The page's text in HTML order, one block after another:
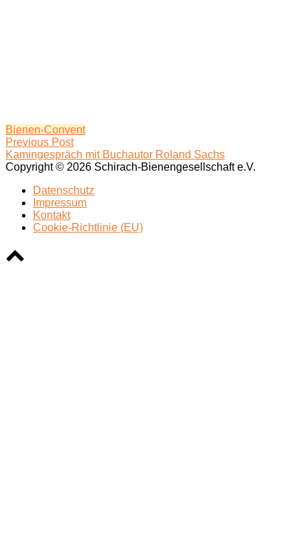
Bienen-Convent
Beitrags-
Navigation
Previous Post
Kamingespräch mit Buchautor Roland Sachs
Copyright © 2026 Schirach-Bienengesellschaft e.V.
Datenschutz
Impressum
Kontakt
Cookie-Richtlinie (EU)
Scroll
to